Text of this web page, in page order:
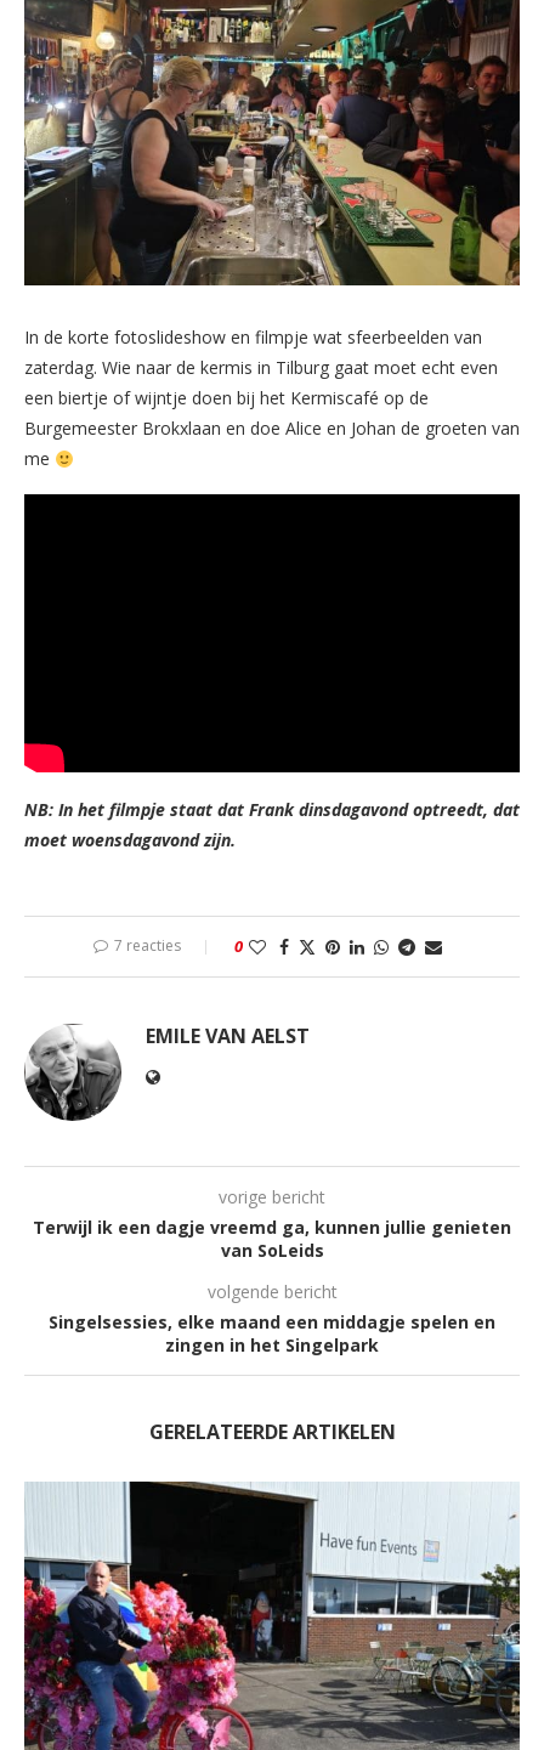
In de korte fotoslideshow en filmpje wat sfeerbeelden van
zaterdag. Wie naar de kermis in Tilburg gaat moet echt even
een biertje of wijntje doen bij het Kermiscafé op de
Burgemeester Brokxlaan en doe Alice en Johan de groeten van
me
NB: In het filmpje staat dat Frank dinsdagavond optreedt, dat
moet woensdagavond zijn.
7 reacties 0
EMILE VAN AELST
vorige bericht
Terwijl ik een dagje vreemd ga, kunnen jullie genieten
van SoLeids
volgende bericht
Singelsessies, elke maand een middagje spelen en
zingen in het Singelpark
GERELATEERDE ARTIKELEN